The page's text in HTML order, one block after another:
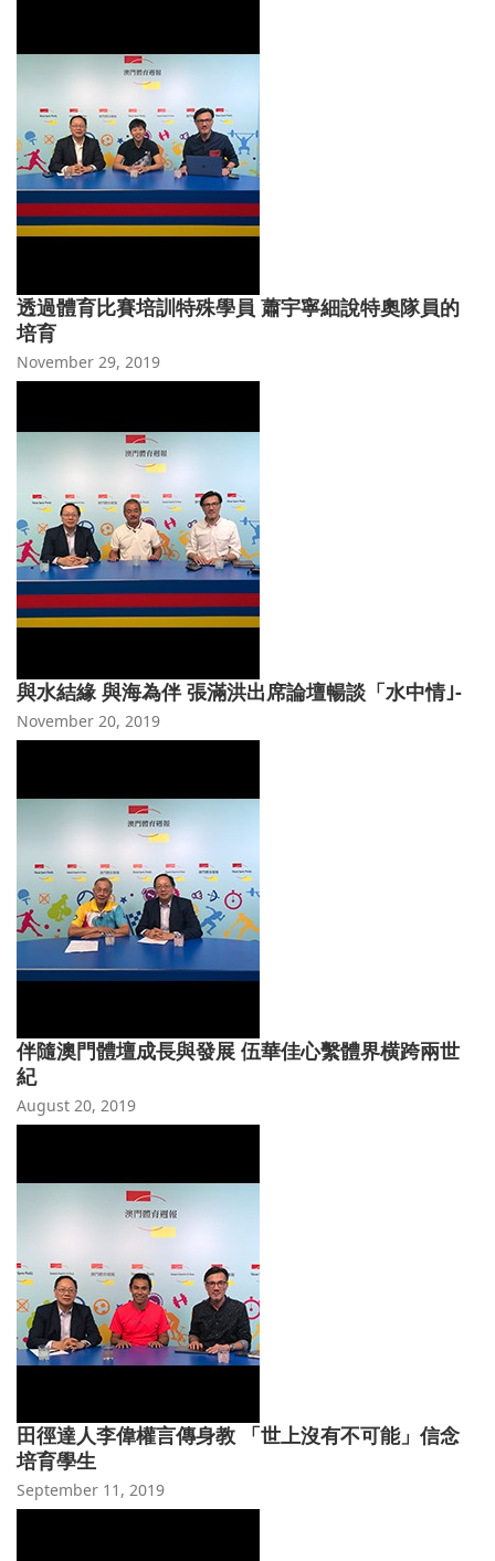
透過體育比賽培訓特殊學員 蕭宇寧細說特奧隊員的
培育
November 29, 2019
與水結緣 與海為伴 張滿洪出席論壇暢談「水中情｣-
November 20, 2019
伴隨澳門體壇成長與發展 伍華佳心繫體界横跨兩世
紀
August 20, 2019
田徑達人李偉權言傳身教 「世上沒有不可能」信念
培育學生
September 11, 2019